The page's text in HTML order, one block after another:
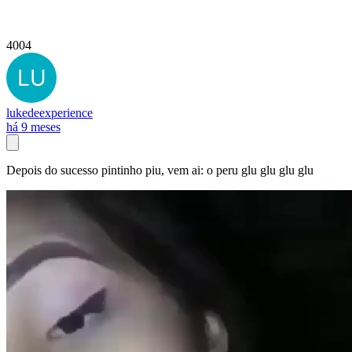
4004
lukedeexperience
há 9 meses
Depois do sucesso pintinho piu, vem ai: o peru glu glu glu glu